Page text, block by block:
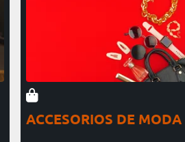
ACCESORIOS DE MODA